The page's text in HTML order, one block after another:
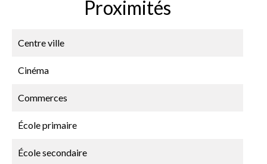
Proximités
Centre ville
Cinéma
Commerces
École primaire
École secondaire